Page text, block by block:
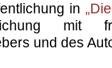
in
mit
und des